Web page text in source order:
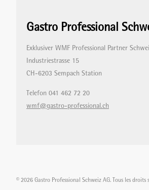
Gastro Professional
Exklusiver WMF Professional Partner
Industriestrasse 15
CH-6203 Sempach Station
Telefon 041 462 72 20
wmf@gastro-professional.ch
© 2026 Gastro Professional Schweiz AG. Tous les droits